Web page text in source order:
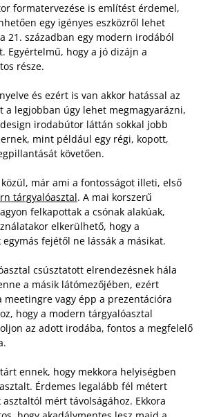
formatervezése is említést érdemel,
egy igényes eszközről lehet
21. században egy modern irodából
Egyértelmű, hogy a jó dizájn a
része.
és ezért is van akkor hatással az
a legjobban úgy lehet megmagyarázni,
irodabútor láttán sokkal jobb
mint például egy régi, kopott,
követően.
már ami a fontosságot illeti, első
tárgyalóasztal. A mai korszerű
felkapottak a csónak alakúak,
elkerülhető, hogy a
fejétől ne lássák a másikat.
csúsztatott elrendezésnek hála
a másik látómezőjében, ezért
meetingre vagy épp a prezentációra
hogy a modern tárgyalóasztal
az adott irodába, fontos a megfelelő
ennek, hogy mekkora helyiségben
Érdemes legalább fél métert
mért távolságához. Ekkora